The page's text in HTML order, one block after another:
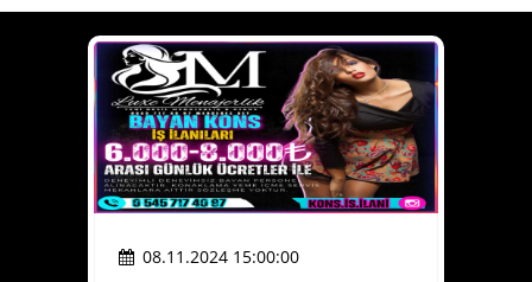
08.11.2024 15:00:00